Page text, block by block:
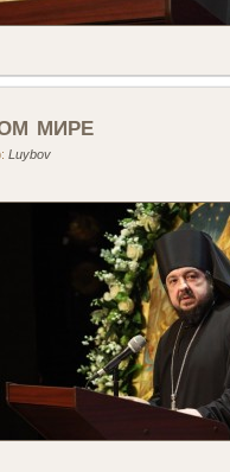
мире
Luybov